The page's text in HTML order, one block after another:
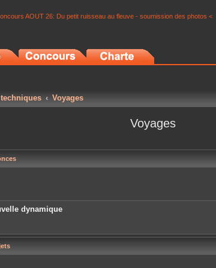
AOUT 26: Du petit ruisseau au fleuve - soumission des photos <
Voyages
Voyages
dynamique